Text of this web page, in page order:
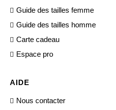
Guide des tailles femme
Guide des tailles homme
Carte cadeau
Espace pro
AIDE
Nous contacter